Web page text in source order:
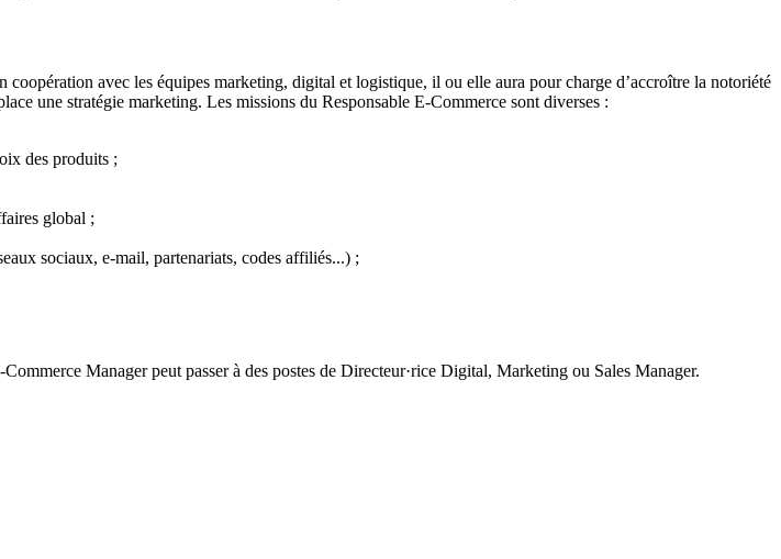
avec les équipes marketing, digital et logistique, il ou elle aura pour charge d’accroître la notoriété
une stratégie marketing. Les missions du Responsable E-Commerce sont diverses :
des produits ;
global ;
sociaux, e-mail, partenariats, codes affiliés...) ;
Manager peut passer à des postes de Directeur·rice Digital, Marketing ou Sales Manager.